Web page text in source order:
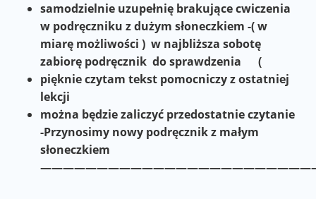
samodzielnie uzupełnię brakujące cwiczenia
w podręczniku z dużym słoneczkiem -( w
miarę możliwości ) w najbliższa sobotę
zabiorę podręcznik do sprawdzenia (
pięknie czytam tekst pomocniczy z ostatniej
lekcji
można będzie zaliczyć przedostatnie czytanie
-Przynosimy nowy podręcznik z małym
słoneczkiem